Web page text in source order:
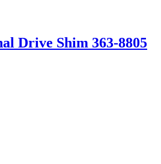
Drive Shim 363-8805